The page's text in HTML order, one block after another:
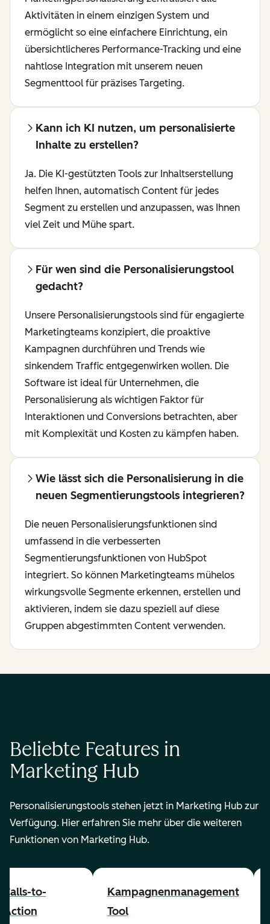
Aktivitäten in einem einzigen System und
ermöglicht so eine einfachere Einrichtung, ein
übersichtlicheres Performance-Tracking und eine
nahtlose Integration mit unserem neuen
Segmenttool für präzises Targeting.
Kann ich KI nutzen, um personalisierte
Inhalte zu erstellen?
Ja. Die KI-gestützten Tools zur Inhaltserstellung
helfen Ihnen, automatisch Content für jedes
Segment zu erstellen und anzupassen, was Ihnen
viel Zeit und Mühe spart.
Für wen sind die Personalisierungstool
gedacht?
Unsere Personalisierungstools sind für engagierte
Marketingteams konzipiert, die proaktive
Kampagnen durchführen und Trends wie
sinkendem Traffic entgegenwirken wollen. Die
Software ist ideal für Unternehmen, die
Personalisierung als wichtigen Faktor für
Interaktionen und Conversions betrachten, aber
mit Komplexität und Kosten zu kämpfen haben.
Wie lässt sich die Personalisierung in die
neuen Segmentierungstools integrieren?
Die neuen Personalisierungsfunktionen sind
umfassend in die verbesserten
Segmentierungsfunktionen von HubSpot
integriert. So können Marketingteams mühelos
wirkungsvolle Segmente erkennen, erstellen und
aktivieren, indem sie dazu speziell auf diese
Gruppen abgestimmten Content verwenden.
Beliebte Features in
Marketing Hub
Personalisierungstools stehen jetzt in Marketing Hub zur
Verfügung. Hier erfahren Sie mehr über die weiteren
Funktionen von Marketing Hub.
Calls-to-
Action
Kampagnenmanagement
Tool